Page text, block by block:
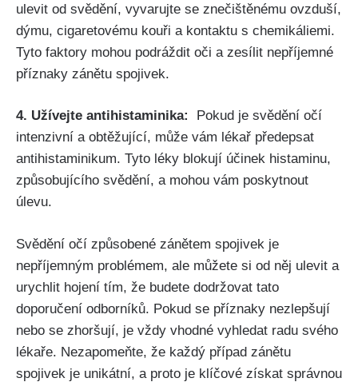
ulevit od ​svědění,⁣ vyvarujte se znečištěnému ovzduší,
dýmu, cigaretovému kouři a kontaktu s​ chemikáliemi.
Tyto faktory ‍mohou podráždit⁤ oči‌ a ⁤zesílit nepříjemné
příznaky zánětu spojivek.
4. Užívejte antihistaminika:
‍ Pokud je​ svědění očí
intenzivní a obtěžující, může vám lékař⁢ předepsat
antihistaminikum. Tyto‌ léky blokují ​účinek histaminu,
způsobujícího svědění, a mohou vám poskytnout
⁤úlevu.
Svědění očí způsobené zánětem spojivek je
nepříjemným ⁢problémem,‌ ale můžete si od něj ulevit ‍a
urychlit ‌hojení ‌tím, že budete ⁢dodržovat ⁤tato
doporučení⁤ odborníků. Pokud⁣ se příznaky nezlepšují
nebo ⁢se zhoršují, je vždy vhodné vyhledat radu svého
lékaře.⁤ Nezapomeňte, že každý⁢ případ zánětu
spojivek je unikátní, a proto je klíčové získat správnou